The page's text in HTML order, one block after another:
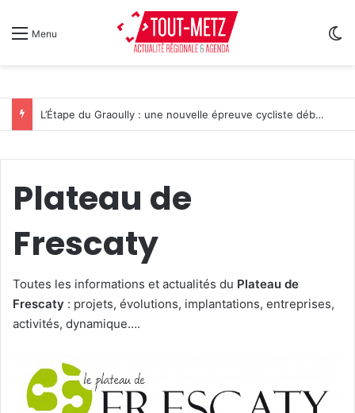
Menu
L’Étape du Graoully : une nouvelle épreuve cycliste débarque à Metz
Plateau de
Frescaty
Toutes les informations et actualités du Plateau de
Frescaty : projets, évolutions, implantations, entreprises,
activités, dynamique….